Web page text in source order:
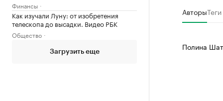
Финансы
Как изучали Луну: от изобретения
телескопа до высадки. Видео РБК
Общество
Загрузить еще
АвторыТеги
Полина